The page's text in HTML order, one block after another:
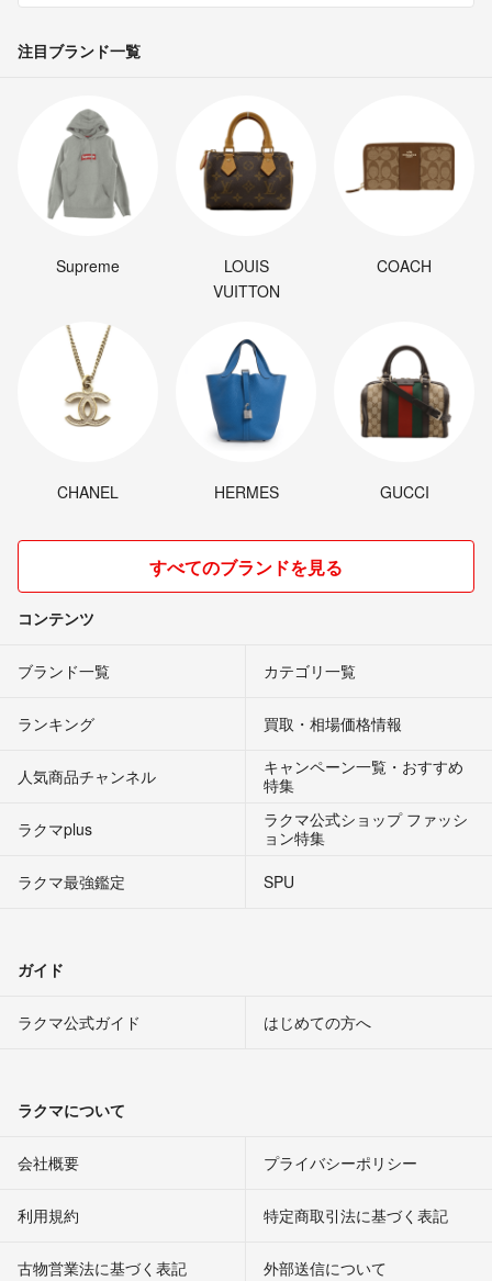
注目ブランド一覧
Supreme
LOUIS
VUITTON
COACH
CHANEL HERMES GUCCI
すべてのブランドを見る
コンテンツ
ブランド一覧 カテゴリ一覧
ランキング 買取・相場価格情報
人気商品チャンネル
キャンペーン一覧・おすすめ
特集
ラクマplus
ラクマ公式ショップ ファッシ
ョン特集
ラクマ最強鑑定
SPU
ガイド
ラクマ公式ガイド はじめての方へ
ラクマについて
会社概要 プライバシーポリシー
利用規約 特定商取引法に基づく表記
古物営業法に基づく表記 外部送信について